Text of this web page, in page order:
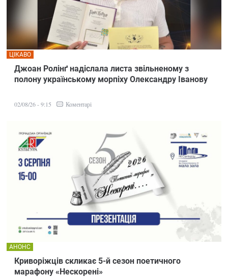
Джоан Ролінґ надіслала листа звільненому з
полону українському морпіху Олександру Іванову
ЦІКАВО
02/08/26 - 9:15 Коментарі
Криворіжців скликає 5-й сезон поетичного
марафону «Нескорені»
АНОНС